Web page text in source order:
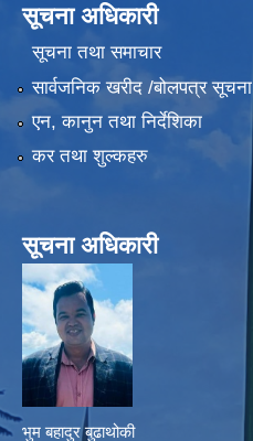
सूचना अधिकारी
सूचना तथा समाचार
सार्वजनिक खरीद /बोलपत्र सूचना
एन, कानुन तथा निर्देशिका
कर तथा शुल्कहरु
सूचना अधिकारी
भुम बहादुर बुढाथोकी